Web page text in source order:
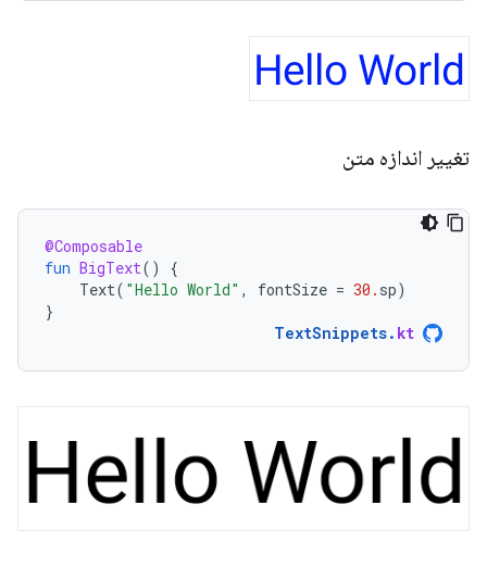
تغییر اندازه متن
@Composable
fun BigText()
{
Text( "Hello World" , fontSize = 30. sp)
}
TextSnippets. kt